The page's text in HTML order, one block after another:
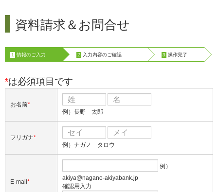
資料請求＆お問合せ
1 情報のご入力 2 入力内容のご確認 3 操作完了
*は必須項目です
お名前*
例）長野 太郎
フリガナ*
例）ナガノ タロウ
E-mail *
例）
akiya@nagano-akiyabank.jp
確認用入力